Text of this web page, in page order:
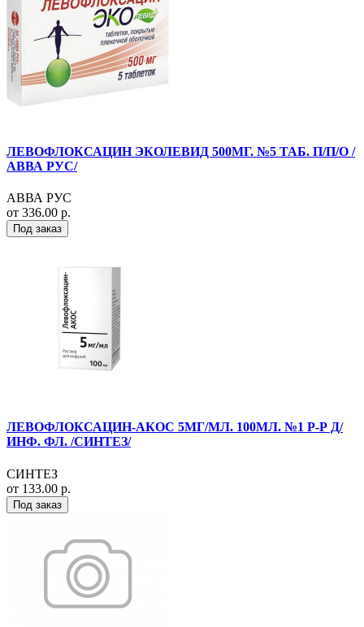
ЛЕВОФЛОКСАЦИН ЭКОЛЕВИД 500МГ. №5 ТАБ. П/П/О /
АВВА РУС/
АВВА РУС
от 336.00 р.
Под заказ
ЛЕВОФЛОКСАЦИН-АКОС 5МГ/МЛ. 100МЛ. №1 Р-Р Д/
ИНФ. ФЛ. /СИНТЕЗ/
СИНТЕЗ
от 133.00 р.
Под заказ